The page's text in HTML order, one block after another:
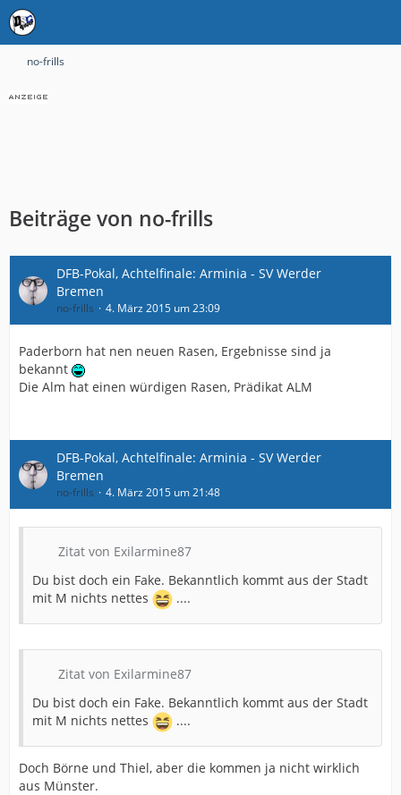
no-frills
Beiträge von no-frills
DFB-Pokal, Achtelfinale: Arminia - SV Werder
Bremen
no-frills 4. März 2015 um 23:09
Paderborn hat nen neuen Rasen, Ergebnisse sind ja
bekannt
Die Alm hat einen würdigen Rasen, Prädikat ALM
DFB-Pokal, Achtelfinale: Arminia - SV Werder
Bremen
no-frills 4. März 2015 um 21:48
Zitat von Exilarmine87
Du bist doch ein Fake. Bekanntlich kommt aus der Stadt
mit M nichts nettes
....
Zitat von Exilarmine87
Du bist doch ein Fake. Bekanntlich kommt aus der Stadt
mit M nichts nettes
....
Doch Börne und Thiel, aber die kommen ja nicht wirklich
aus Münster.